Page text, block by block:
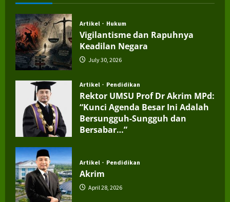
Artikel Hukum
Vigilantisme dan Rapuhnya
Keadilan Negara
July 30, 2026
Artikel Pendidikan
Rektor UMSU Prof Dr Akrim MPd:
“Kunci Agenda Besar Ini Adalah
Bersungguh-Sungguh dan
Bersabar…”
Artikel Pendidikan
Akrim
April 28, 2026